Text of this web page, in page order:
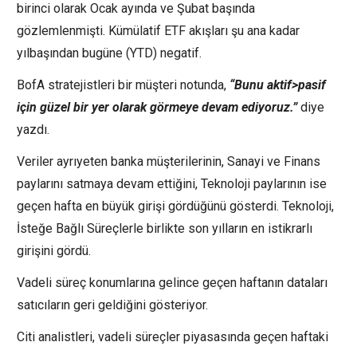
birinci olarak Ocak ayında ve Şubat başında
gözlemlenmişti. Kümülatif ETF akışları şu ana kadar
yılbaşından bugüne (YTD) negatif.
BofA stratejistleri bir müşteri notunda, “Bunu aktif>pasif
için güzel bir yer olarak görmeye devam ediyoruz.”diye
yazdı.
Veriler ayrıyeten banka müşterilerinin, Sanayi ve Finans
paylarını satmaya devam ettiğini, Teknoloji paylarının ise
geçen hafta en büyük girişi gördüğünü gösterdi. Teknoloji,
İsteğe Bağlı Süreçlerle birlikte son yılların en istikrarlı
girişini gördü.
Vadeli süreç konumlarına gelince geçen haftanın dataları
satıcıların geri geldiğini gösteriyor.
Citi analistleri, vadeli süreçler piyasasında geçen haftaki